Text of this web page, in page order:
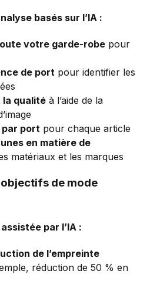
basés sur l’IA :
votre garde-robe pour
de port pour identifier les
la qualité à l’aide de la
par port pour chaque article
en matière de
matériaux et les marques
objectifs de mode
par l’IA :
de l’empreinte
réduction de 50 % en